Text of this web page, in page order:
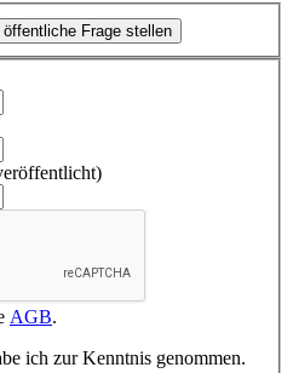
öffentliche Frage stellen
AGB.
ich zur Kenntnis genommen.